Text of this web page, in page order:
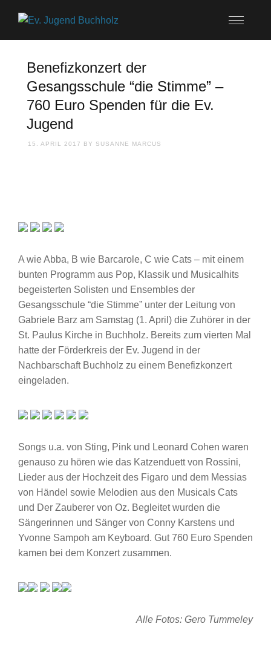
Benefizkonzert der
Gesangsschule “die Stimme” –
760 Euro Spenden für die Ev.
Jugend
15. APRIL 2017 BY SUSANNE MARCUS
A wie Abba, B wie Barcarole, C wie Cats – mit einem
bunten Programm aus Pop, Klassik und Musicalhits
begeisterten Solisten und Ensembles der
Gesangsschule “die Stimme” unter der Leitung von
Gabriele Barz am Samstag (1. April) die Zuhörer in der
St. Paulus Kirche in Buchholz. Bereits zum vierten Mal
hatte der Förderkreis der Ev. Jugend in der
Nachbarschaft Buchholz zu einem Benefizkonzert
eingeladen.
Songs u.a. von Sting, Pink und Leonard Cohen waren
genauso zu hören wie das Katzenduett von Rossini,
Lieder aus der Hochzeit des Figaro und dem Messias
von Händel sowie Melodien aus den Musicals Cats
und Der Zauberer von Oz. Begleitet wurden die
Sängerinnen und Sänger von Conny Karstens und
Yvonne Sampoh am Keyboard. Gut 760 Euro Spenden
kamen bei dem Konzert zusammen.
Alle Fotos: Gero Tummeley